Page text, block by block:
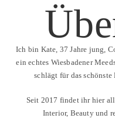
Ich bin Kate, 37 Jahre jung,
ein echtes Wiesbadener
schlägt für das schönste
Seit 2017 findet ihr hier
Interior, Beauty und